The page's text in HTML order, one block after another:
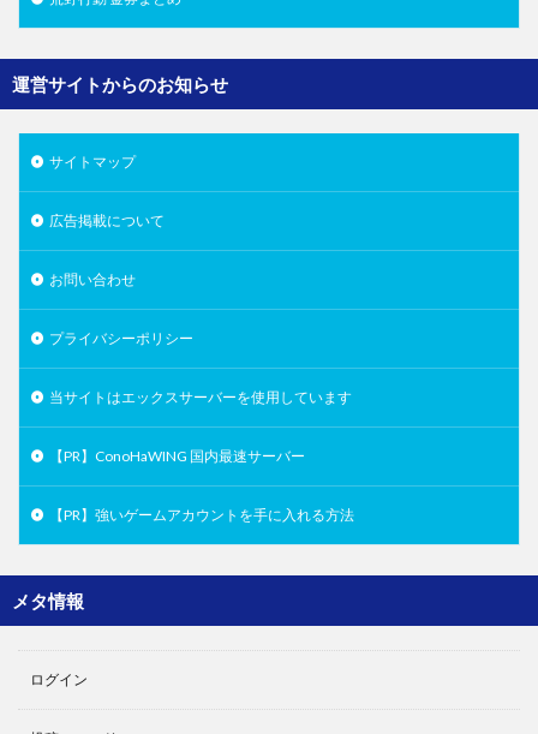
運営サイトからのお知らせ
サイトマップ
広告掲載について
お問い合わせ
プライバシーポリシー
当サイトはエックスサーバーを使用しています
【PR】ConoHaWING 国内最速サーバー
【PR】強いゲームアカウントを手に入れる方法
メタ情報
ログイン